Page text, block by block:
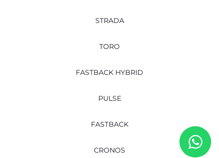
STRADA
TORO
FASTBACK HYBRID
PULSE
FASTBACK
CRONOS